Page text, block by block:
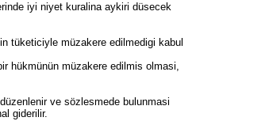
iyi niyet kuralina aykiri düsecek
tüketiciyle müzakere edilmedigi kabul
hükmünün müzakere edilmis olmasi,
ve sözlesmede bulunmasi
giderilir.